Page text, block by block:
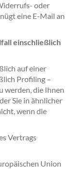
oder
eine E-Mail an
einschließlich
auf einer
Profiling –
werden, die Ihnen
Sie in ähnlicher
wenn die
Vertrags
Union